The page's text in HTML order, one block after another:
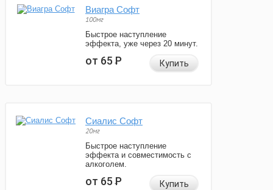
Виагра Софт
100мг
Быстрое наступление
эффекта, уже через 20 минут.
от 65Р Купить
Сиалис Софт
20мг
Быстрое наступление
эффекта и совместимость с
алкоголем.
от 65Р Купить